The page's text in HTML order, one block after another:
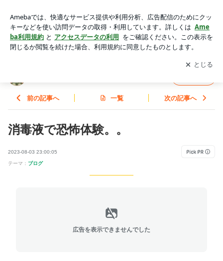
アプリをダウンロードして ブログの更新通知
を受け取りまし
ょう。
開く
前の記事へ 一覧 次の記事へ
消毒液で恐怖体験。。
2023-08-03 23:00:05
テーマ： ブログ
広告を表示できませんでした